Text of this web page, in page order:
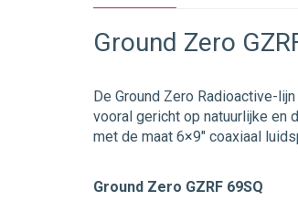
Ground Zero
De Ground Zero Radioactive-
vooral gericht op natuurlijke en
met de maat 6×9″ coaxiaal
Ground Zero GZRF 69SQ